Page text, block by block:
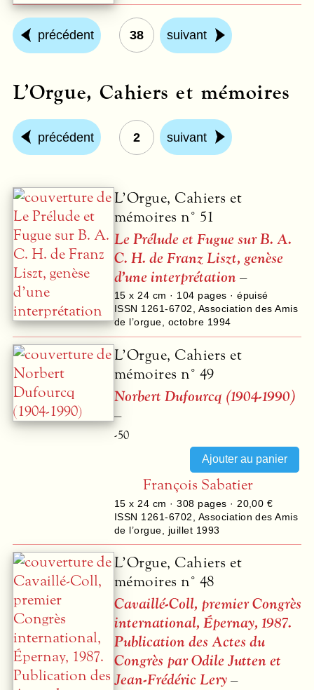
précédent 38 suivant
L’Orgue, Cahiers et mémoires
précédent 2 suivant
L’Orgue, Cahiers et
mémoires n° 51
Le Prélude et Fugue sur B. A.
C. H. de Franz Liszt, genèse
d’une interprétation –
15 x 24 cm · 104 pages · épuisé
ISSN 1261-6702, Association des Amis
de l’orgue, octobre 1994
L’Orgue, Cahiers et
mémoires n° 49
Norbert Dufourcq (1904-1990)
–
-50
François Sabatier
15 x 24 cm ·308 pages · 20,00 €
ISSN 1261-6702
Association des Amis
de l’orgue
juillet 1993
L’Orgue, Cahiers et
mémoires n° 48
Cavaillé-Coll, premier Congrès
international, Épernay, 1987.
Publication des Actes du
Congrès par Odile Jutten et
Jean-Frédéric Lery–